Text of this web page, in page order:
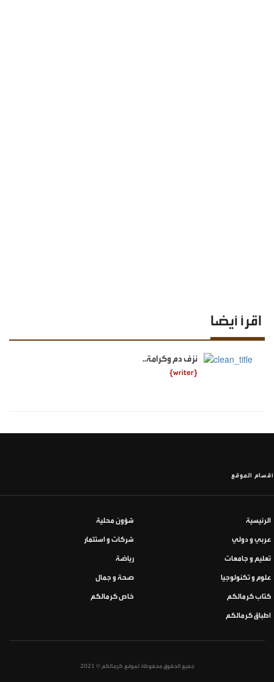
اقرأ أيضا
نزف دم وكرامة..
{writer}
أقسام الموقع
الرئيسية شؤون محلية
عربي و دولي شركات و استثمار
تعليم و جامعات رياضة
علوم و تكنولوجيا صحة و جمال
كتاب كرمالكم خاص كرمالكم
اطباق كرمالكم
جميع الحقوق محفوظة لموقع كرمالكم © 2021